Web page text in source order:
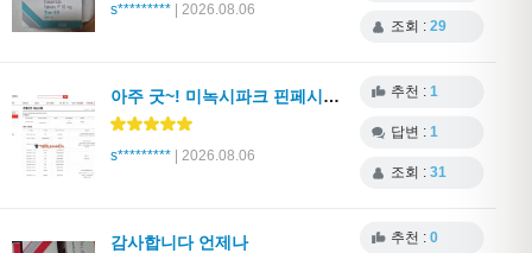
s********* | 2026.08.06
조회 : 29
아주 굿~! 미녹시파크 핀페시아 등
s********* | 2026.08.06
추천 : 1
답변 : 1
조회 : 31
감사합니다 언제나 추천 : 0